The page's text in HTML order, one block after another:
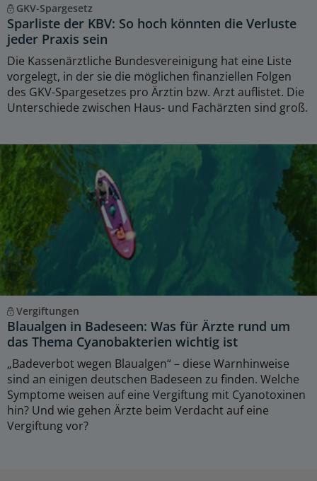
GKV-Spargesetz
Sparliste der KBV: So hoch könnten die Verluste
jeder Praxis sein
Die Kassenärztliche Bundesvereinigung hat eine Liste
vorgelegt, in der sie die möglichen finanziellen Folgen
des GKV-Spargesetzes pro Ärztin bzw. Arzt auflistet. Die
Unterschiede zwischen Haus- und Fachärzten sind groß.
Vergiftungen
Blaualgen in Badeseen: Was für Ärzte rund um
das Thema Cyanobakterien wichtig ist
„Badeverbot wegen Blaualgen“ – diese Warnhinweise
sind an einigen deutschen Badeseen zu finden. Welche
Symptome weisen auf eine Vergiftung mit Cyanotoxinen
hin? Und wie gehen Ärzte beim Verdacht auf eine
Vergiftung vor?